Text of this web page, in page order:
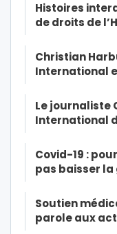
Histoires
de droits de
Christian
International
Le journaliste
International
Covid-19 :
pas baisser
Soutien
parole aux